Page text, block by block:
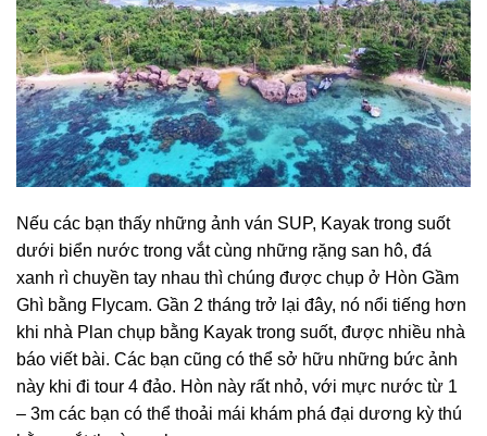
Nếu các bạn thấy những ảnh ván SUP, Kayak trong suốt
dưới biển nước trong vắt cùng những rặng san hô, đá
xanh rì chuyền tay nhau thì chúng được chụp ở Hòn Gầm
Ghì bằng Flycam. Gần 2 tháng trở lại đây, nó nổi tiếng hơn
khi nhà Plan chụp bằng Kayak trong suốt, được nhiều nhà
báo viết bài. Các bạn cũng có thể sở hữu những bức ảnh
này khi đi tour 4 đảo. Hòn này rất nhỏ, với mực nước từ 1
– 3m các bạn có thể thoải mái khám phá đại dương kỳ thú